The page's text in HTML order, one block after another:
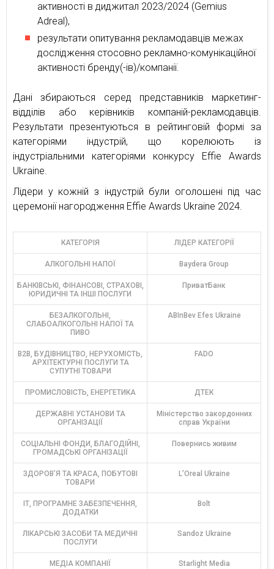
активності в диджитал 2023/2024 (Gemius
Adreal),
результати опитування рекламодавців межах
дослідження стосовно рекламно-комунікаційної
активності бренду(-ів)/компанії.
Дані збираються серед представників маркетинг-
відділів або керівників компаній-рекламодавців.
Результати презентуються в рейтинговій формі за
категоріями індустрій, що корелюють із
індустріальними категоріями конкурсу Effie Awards
Ukraine.
Лідери у кожній з індустрій були оголошені під час
церемонії нагородження Effie Awards Ukraine 2024.
КАТЕГОРІЯ ЛІДЕР КАТЕГОРІЇ
АЛКОГОЛЬНІ НАПОЇ Baydera Group
БАНКІВСЬКІ, ФІНАНСОВІ, СТРАХОВІ,
ЮРИДИЧНІ ТА ІНШІ ПОСЛУГИ
ПриватБанк
БЕЗАЛКОГОЛЬНІ,
СЛАБОАЛКОГОЛЬНІ НАПОЇ ТА
ПИВО
ABInBev Efes Ukraine
В2В, БУДІВНИЦТВО, НЕРУХОМІСТЬ,
АРХІТЕКТУРНІ ПОСЛУГИ ТА
СУПУТНІ ТОВАРИ
FADO
ПРОМИСЛОВІСТЬ, ЕНЕРГЕТИКА ДТЕК
ДЕРЖАВНІ УСТАНОВИ ТА
ОРГАНІЗАЦІЇ
Міністерство закордонних
справ України
СОЦІАЛЬНІ ФОНДИ, БЛАГОДІЙНІ,
ГРОМАДСЬКІ ОРГАНІЗАЦІЇ
Повернись живим
ЗДОРОВ’Я ТА КРАСА, ПОБУТОВІ
ТОВАРИ
L’Oreal Ukraine
ІТ, ПРОГРАМНЕ ЗАБЕЗПЕЧЕННЯ,
ДОДАТКИ
Bolt
ЛІКАРСЬКІ ЗАСОБИ ТА МЕДИЧНІ
ПОСЛУГИ
Sandoz Ukraine
МЕДІА КОМПАНІЇ Starlight Media